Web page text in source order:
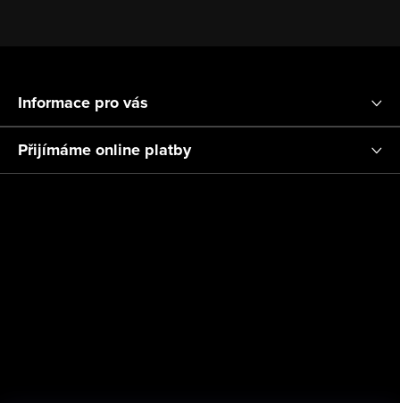
p
t
Informace pro vás
Přijímáme online platby